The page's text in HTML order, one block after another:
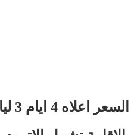
السعر اعلاه 4 ايام 3 ليالى للفرد فى الغرفة المزدوجة